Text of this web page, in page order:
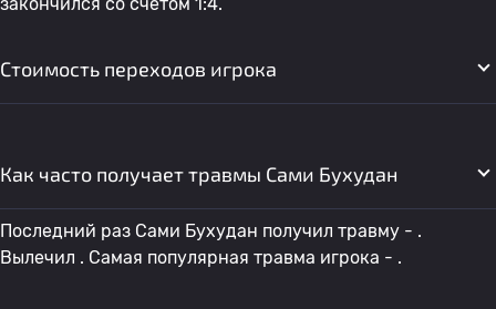
Стоимость переходов игрока
Как часто получает травмы Сами Бухудан
Последний раз Сами Бухудан получил травму - .
Вылечил . Самая популярная травма игрока - .